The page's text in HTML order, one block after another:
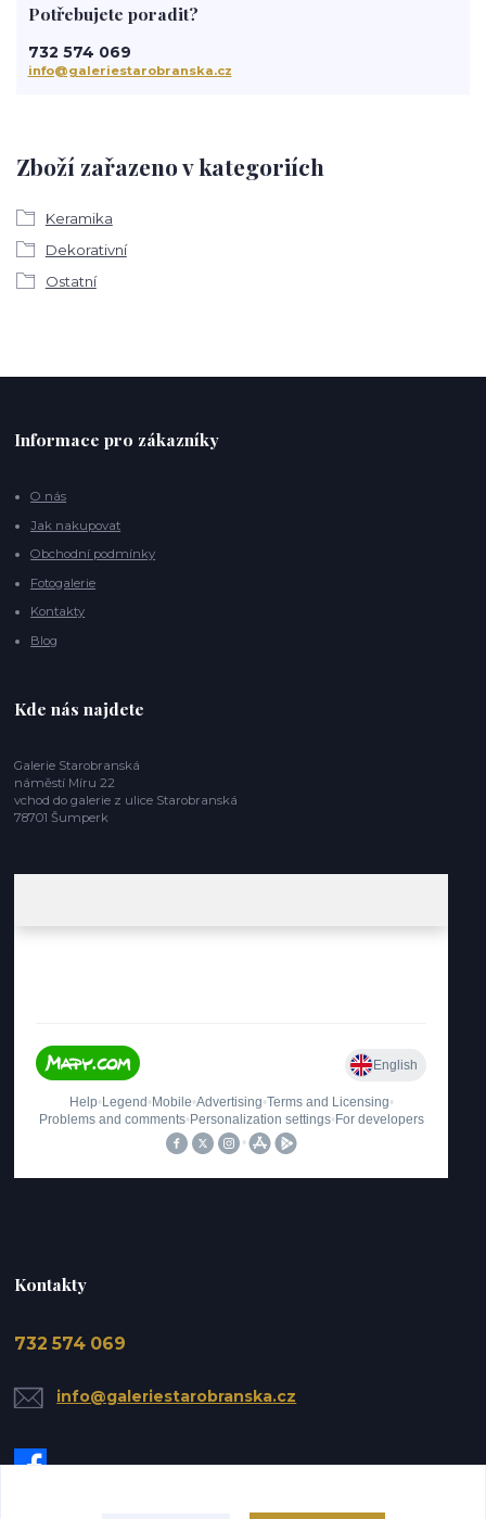
Zboží zařazeno v kategoriích
Keramika
Dekorativní
Ostatní
Potřebujete poradit?
732 574 069
info@galeriestarobranska.cz
Informace pro zákazníky
O nás
Jak nakupovat
Obchodní podmínky
Fotogalerie
Kontakty
Blog
Kde nás najdete
Galerie Starobranská
náměstí Míru 22
vchod do galerie z ulice Starobranská
78701 Šumperk
Kontakty
732 574 069
info@galeriestarobranska.cz